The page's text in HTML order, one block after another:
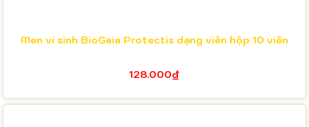
Men vi sinh BioGaia Protectis dạng viên hộp 10 viên
128.000₫